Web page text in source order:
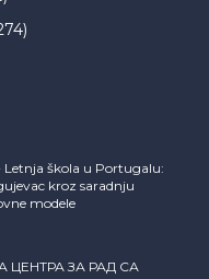
Letnja škola u Portugalu:
kroz saradnju
modele
ЗА РАД СА